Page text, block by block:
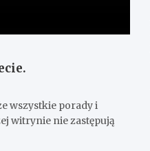
wszystkie porady i
witrynie nie zastępują